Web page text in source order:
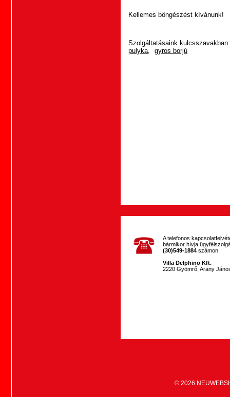
Kellemes böngészést kívánunk!
Szolgáltatásaink
pulyka, gyros borjú
A telefonos
bármikor hívja
(30)549-1884 számon.
Villa Delphino Kft.
2220 Gyömrő, Arany
© 2026